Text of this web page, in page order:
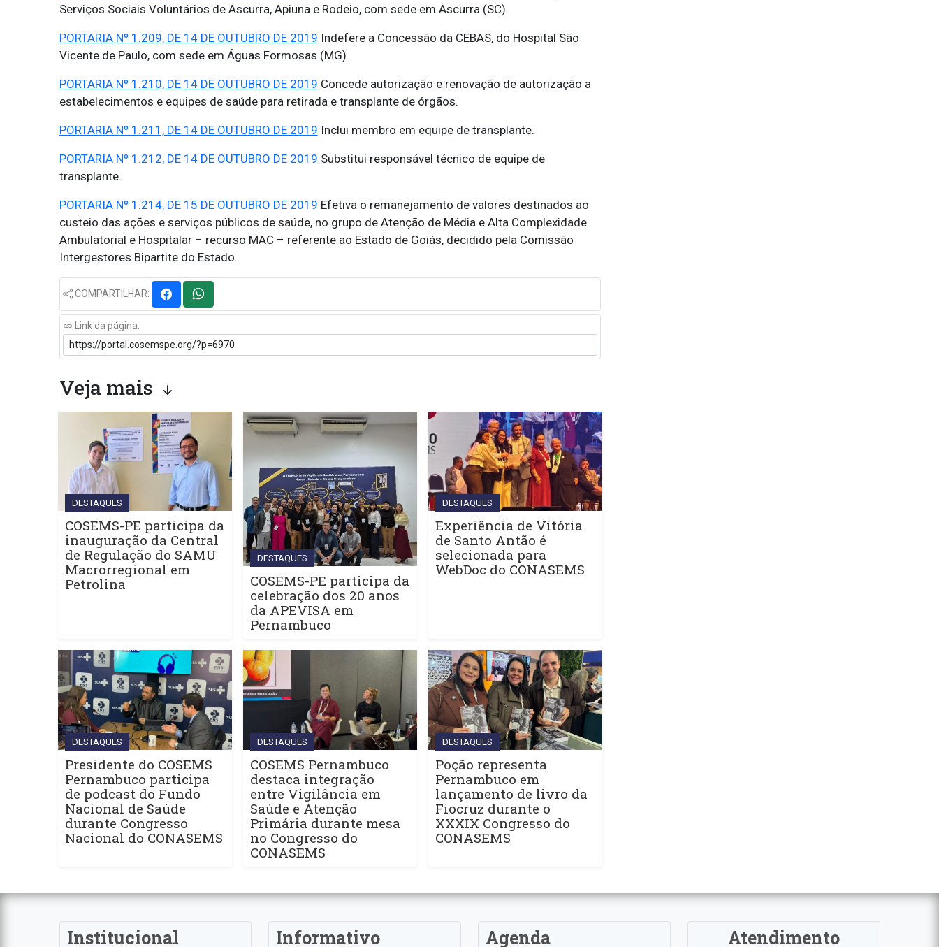
Serviços Sociais Voluntários de Ascurra, Apiuna e Rodeio, com sede em Ascurra (SC).
PORTARIA Nº 1.209, DE 14 DE OUTUBRO DE 2019 Indefere a Concessão da CEBAS, do Hospital São
Vicente de Paulo, com sede em Águas Formosas (MG).
PORTARIA Nº 1.210, DE 14 DE OUTUBRO DE 2019 Concede autorização e renovação de autorização a
estabelecimentos e equipes de saúde para retirada e transplante de órgãos.
PORTARIA Nº 1.211, DE 14 DE OUTUBRO DE 2019 Inclui membro em equipe de transplante.
PORTARIA Nº 1.212, DE 14 DE OUTUBRO DE 2019 Substitui responsável técnico de equipe de
transplante.
PORTARIA Nº 1.214, DE 15 DE OUTUBRO DE 2019 Efetiva o remanejamento de valores destinados ao
custeio das ações e serviços públicos de saúde, no grupo de Atenção de Média e Alta Complexidade
Ambulatorial e Hospitalar – recurso MAC – referente ao Estado de Goiás, decidido pela Comissão
Intergestores Bipartite do Estado.
COMPARTILHAR:
Link da página:
Veja mais
DESTAQUES
COSEMS-PE participa da
inauguração da Central
de Regulação do SAMU
Macrorregional em
Petrolina
DESTAQUES
COSEMS-PE participa da
celebração dos 20 anos
da APEVISA em
Pernambuco
DESTAQUES
Experiência de Vitória
de Santo Antão é
selecionada para
WebDoc do CONASEMS
DESTAQUES
Presidente do COSEMS
Pernambuco participa
de podcast do Fundo
Nacional de Saúde
durante Congresso
Nacional do CONASEMS
DESTAQUES
COSEMS Pernambuco
destaca integração
entre Vigilância em
Saúde e Atenção
Primária durante mesa
no Congresso do
CONASEMS
DESTAQUES
Poção representa
Pernambuco em
lançamento de livro da
Fiocruz durante o
XXXIX Congresso do
CONASEMS
Institucional Informativo Agenda Atendimento